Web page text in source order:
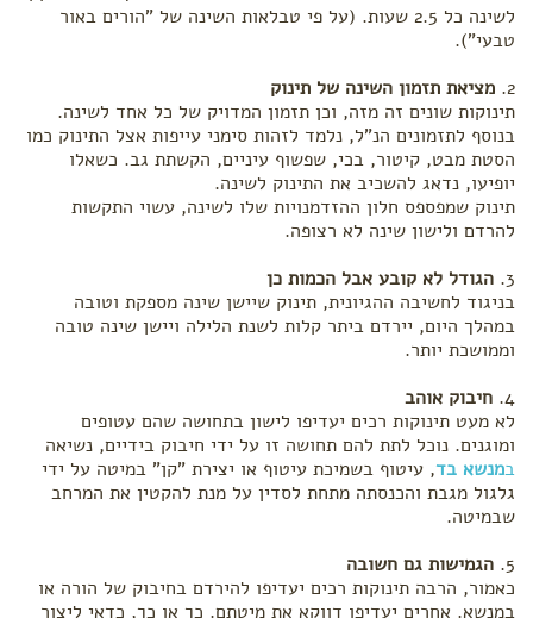
לשינה כל 2.5 שעות. (על פי טבלאות השינה של "הורים באור
טבעי").
מציאת תזמון השינה של תינוק
תינוקות שונים זה מזה, וכן תזמון המדויק של כל אחד לשינה.
בנוסף לתזמונים הנ"ל, נלמד לזהות סימני עייפות אצל התינוק כמו
הסטת מבט, קיטור, בכי, שפשוף עיניים, הקשתת גב. כשאלו
יופיעו, נדאג להשכיב את התינוק לשינה.
תינוק שמפספס חלון ההזדמנויות שלו לשינה, עשוי התקשות
להרדם ולישון שינה לא רצופה.
הגודל לא קובע אבל הכמות כן
בניגוד לחשיבה ההגיונית, תינוק שיישן שינה מספקת וטובה
במהלך היום, יירדם ביתר קלות לשנת הלילה ויישן שינה טובה
וממושכת יותר.
חיבוק אוהב
לא מעט תינוקות רכים יעדיפו לישון בתחושה שהם עטופים
ומוגנים. נוכל לתת להם תחושה זו על ידי חיבוק בידיים, נשיאה
במנשא בד, עיטוף בשמיכת עיטוף או יצירת "קן" במיטה על ידי
גלגול מגבת והכנסתה מתחת לסדין על מנת להקטין את המרחב
שבמיטה.
הגמישות גם חשובה
כאמור, הרבה תינוקות רכים יעדיפו להירדם בחיבוק של הורה או
במנשא. אחרים יעדיפו דווקא את מיטתם. כך או כך, כדאי ליצור